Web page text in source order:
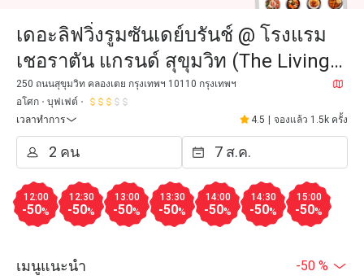
เดอะลิฟวิ่งรูมซันเดย์บรันช์ @ โรงแรม
เชอราตัน แกรนด์ สุขุมวิท (The Living
Room @ Sheraton Grande Sukhumvit
Hotel)
250 ถนนสุขุมวิท คลองเตย กรุงเทพฯ 10110 กรุงเทพฯ
อโศก
บุฟเฟต์
เวลาทำการ
4.5 จองแล้ว 1.5k ครั้ง
12:00
-50%
12:30
-50%
13:00
-50%
13:30
-50%
14:00
-50%
14:30
-50%
15:00
-50%
เมนูแนะนำ -50 %